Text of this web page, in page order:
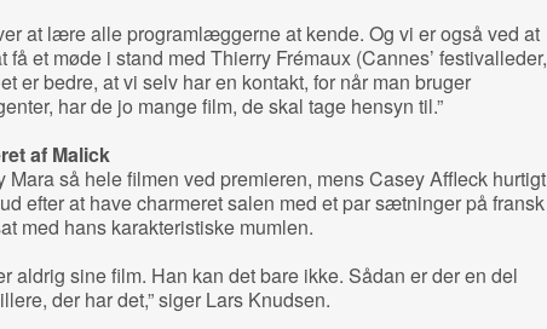
at lære alle programlæggerne at kende. Og vi er også ved at
få et møde i stand med Thierry Frémaux (Cannes’ festivalleder,
er bedre, at vi selv har en kontakt, for når man bruger
har de jo mange film, de skal tage hensyn til.”
af Malick
Mara så hele filmen ved premieren, mens Casey Affleck hurtigt
efter at have charmeret salen med et par sætninger på fransk
med hans karakteristiske mumlen.
aldrig sine film. Han kan det bare ikke. Sådan er der en del
der har det,” siger Lars Knudsen.